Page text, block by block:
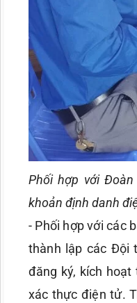
Phối hợp với
khoản định danh
- Phối hợp với các
thành lập các Đội
đăng ký, kích
xác thực điện tử.